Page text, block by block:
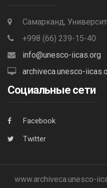
Самарканд,
+998 (66) 239-15-40
info@unesco-iicas.org
archiveca.unesco-
Социальные сети
Facebook
Twitter
www.archiveca.unesco-